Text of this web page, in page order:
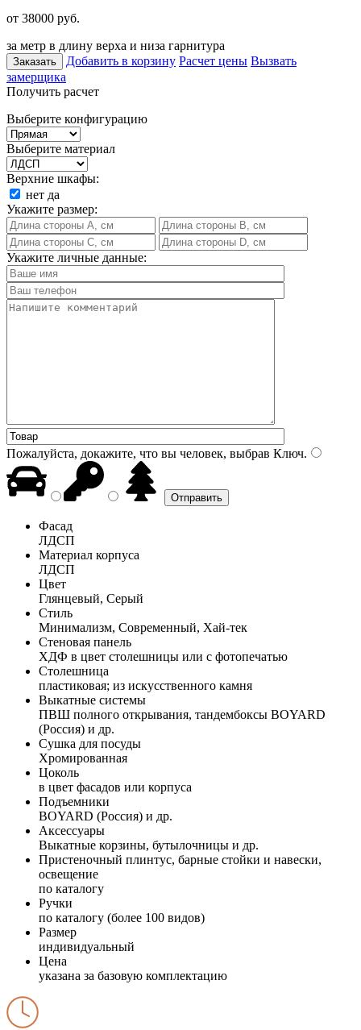
от 38000 руб.
за метр в длину верха и низа гарнитура
Заказать Добавить в корзину Расчет цены Вызвать
замерщика
Получить расчет
Выберите конфигурацию
Выберите материал
Верхние шкафы:
нет да
Укажите размер:
Укажите личные данные:
Пожалуйста, докажите, что вы человек, выбрав Ключ.
Фасад
ЛДСП
Материал корпуса
ЛДСП
Цвет
Глянцевый, Серый
Стиль
Минимализм, Современный, Хай-тек
Стеновая панель
ХДФ в цвет столешницы или с фотопечатью
Столешница
пластиковая; из искусственного камня
Выкатные системы
ПВШ полного открывания, тандембоксы BOYARD
(Россия) и др.
Сушка для посуды
Хромированная
Цоколь
в цвет фасадов или корпуса
Подъемники
BOYARD (Россия) и др.
Аксессуары
Выкатные корзины, бутылочницы и др.
Пристеночный плинтус, барные стойки и навески,
освещение
по каталогу
Ручки
по каталогу (более 100 видов)
Размер
индивидуальный
Цена
указана за базовую комплектацию